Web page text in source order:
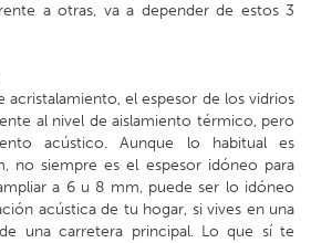
a otras, va a depender de estos 3
acristalamiento, el espesor de los vidrios
al nivel de aislamiento térmico, pero
acústico. Aunque lo habitual es
no siempre es el espesor idóneo para
a 6 u 8 mm, puede ser lo idóneo
acústica de tu hogar, si vives en una
una carretera principal. Lo que sí te